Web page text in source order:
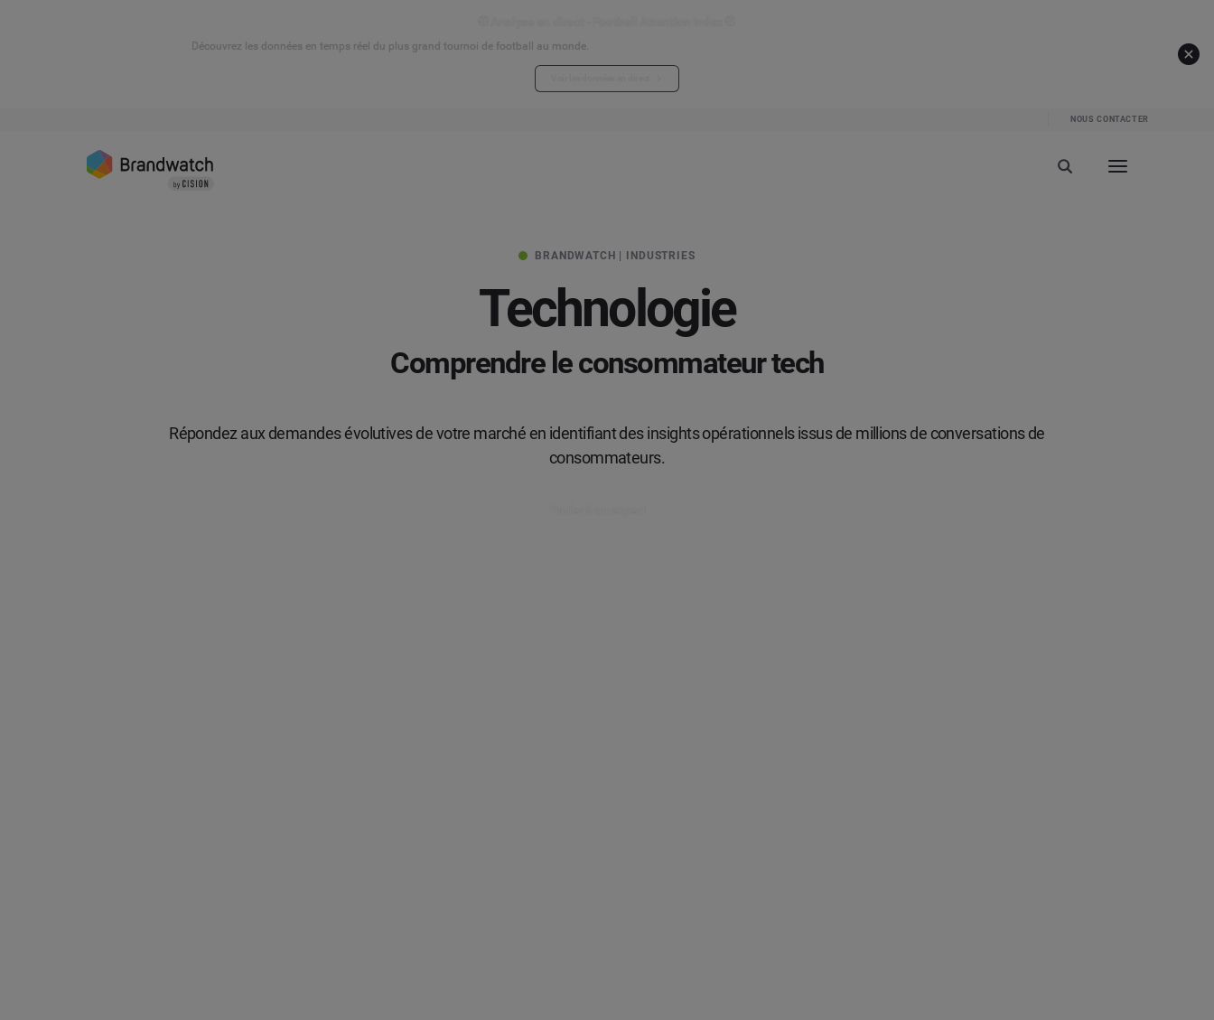
Découvrez les données en temps réel du plus grand tournoi de football au monde.
NOUS CONTACTER
BRANDWATCH | INDUSTRIES
Technologie
Comprendre le consommateur tech
Répondez aux demandes évolutives de votre marché en identifiant des insights opérationnels issus de millions de conversations de
consommateurs.